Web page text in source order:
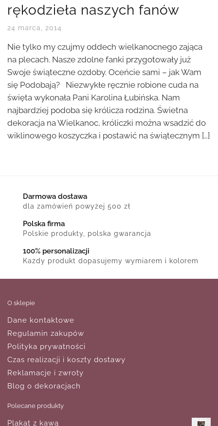
rękodzieła naszych fanów
24 marca, 2014
Nie tylko my czujmy oddech wielkanocnego zająca
na plecach. Nasze zdolne fanki przygotowały już
Swoje świąteczne ozdoby. Oceńcie sami – jak Wam
się Podobają? Niezwykłe ręcznie robione cuda na
święta wykonała Pani Karolina Łubińska. Nam
najbardziej podoba się królicza rodzina. Świetna
dekoracja na Wielkanoc, króliczki można wsadzić do
wiklinowego koszyczka i postawić na świątecznym […]
Darmowa dostawa
dla zamówień powyżej 500 zł
Polska firma
Polskie produkty, polska gwarancja
100% personalizacji
Każdy produkt dopasujemy wymiarem i kolorem
O sklepie
Dane kontaktowe
Regulamin zakupów
Polityka prywatności
Czas realizacji i koszty dostawy
Reklamacje i zwroty
Blog o dekoracjach
Polecane produkty
Plakat z kawą